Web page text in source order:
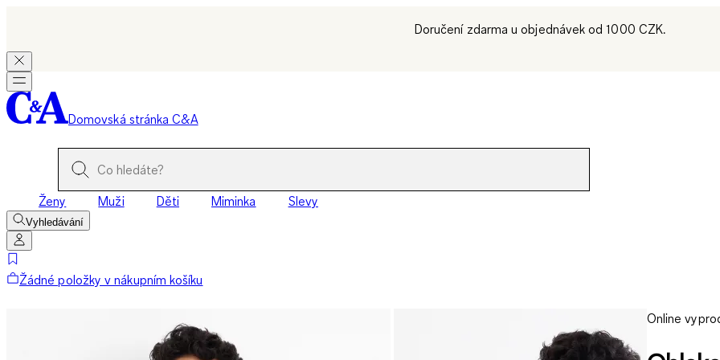
Doručení zdarma u objednávek od 1000 CZK.
Domovská stránka C&A
Ženy Muži Děti Miminka Slevy
Vyhledávání
Žádné položky v nákupním košíku
Online